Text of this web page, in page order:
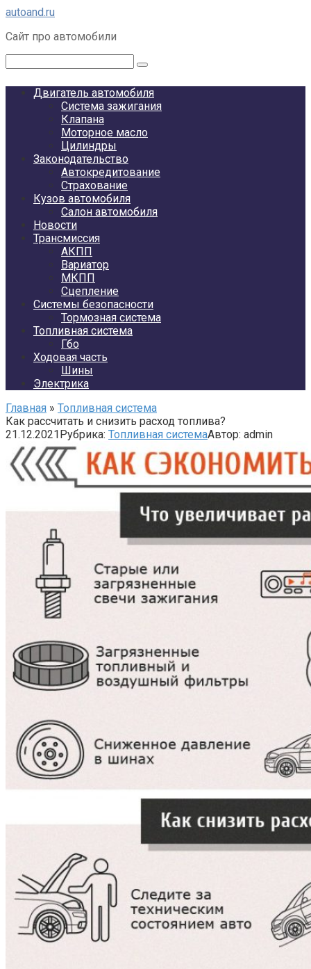
Перейти
контенту
autoand.ru
Сайт про автомобили
Двигатель автомобиля
Система зажигания
Клапана
Моторное масло
Цилиндры
Законодательство
Автокредитование
Страхование
Кузов автомобиля
Салон автомобиля
Новости
Трансмиссия
АКПП
Вариатор
МКПП
Сцепление
Системы безопасности
Тормозная система
Топливная система
Гбо
Ходовая часть
Шины
Электрика
Главная » Топливная система
Как рассчитать и снизить расход топлива?
21.12.2021Рубрика: Топливная системаАвтор: admin